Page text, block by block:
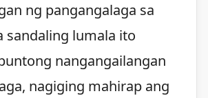
ng pangangalaga sa
sandaling lumala ito
nangangailangan
nagiging mahirap ang